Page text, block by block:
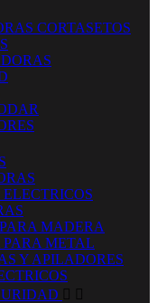
CORTASETOS
MADERA
METAL
Y APILADORES
 